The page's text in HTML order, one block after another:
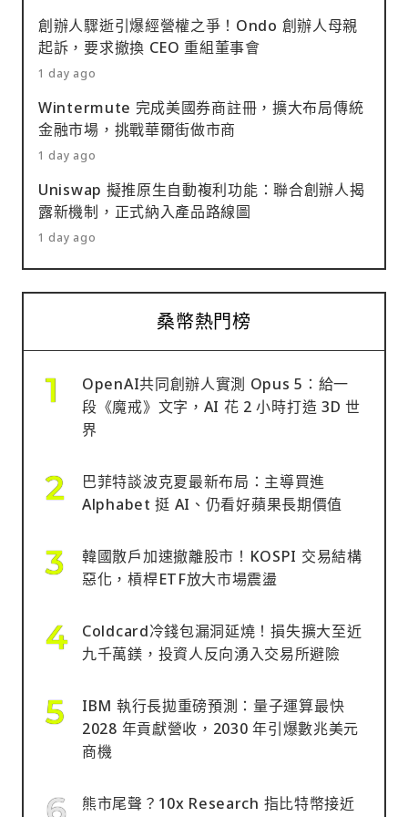
創辦人驟逝引爆經營權之爭！Ondo 創辦人母親
起訴，要求撤換 CEO 重組董事會
1 day ago
Wintermute 完成美國券商註冊，擴大布局傳統
金融市場，挑戰華爾街做市商
1 day ago
Uniswap 擬推原生自動複利功能：聯合創辦人揭
露新機制，正式納入產品路線圖
1 day ago
桑幣熱門榜
OpenAI共同創辦人實測 Opus 5：給一
段《魔戒》文字，AI 花 2 小時打造 3D 世
界
巴菲特談波克夏最新布局：主導買進
Alphabet 挺 AI、仍看好蘋果長期價值
韓國散戶加速撤離股市！KOSPI 交易結構
惡化，槓桿ETF放大市場震盪
Coldcard冷錢包漏洞延燒！損失擴大至近
九千萬鎂，投資人反向湧入交易所避險
IBM 執行長拋重磅預測：量子運算最快
2028 年貢獻營收，2030 年引爆數兆美元
商機
熊市尾聲？10x Research 指比特幣接近